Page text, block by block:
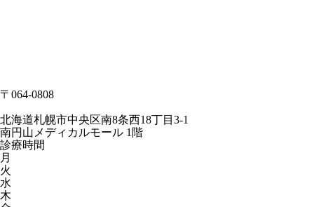
〒064-0808
北海道札幌市中央区南8条西18丁目3-1
南円山メディカルモール 1階
診療時間
月
火
水
木